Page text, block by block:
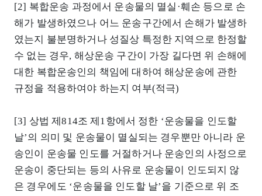
[2] 복합운송 과정에서 운송물의 멸실·훼손 등으로 손
해가 발생하였으나 어느 운송구간에서 손해가 발생하
였는지 불분명하거나 성질상 특정한 지역으로 한정할
수 없는 경우, 해상운송 구간이 가장 길다면 위 손해에
대한 복합운송인의 책임에 대하여 해상운송에 관한
규정을 적용하여야 하는지 여부(적극)
[3] 상법 제814조 제1항에서 정한 ‘운송물을 인도할
날’의 의미 및 운송물이 멸실되는 경우뿐만 아니라 운
송인이 운송물 인도를 거절하거나 운송인의 사정으로
운송이 중단되는 등의 사유로 운송물이 인도되지 않
은 경우에도 ‘운송물을 인도할 날’을 기준으로 위 조